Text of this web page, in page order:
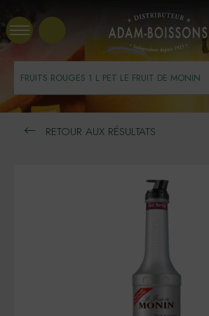
RETOUR AUX RÉSULTATS